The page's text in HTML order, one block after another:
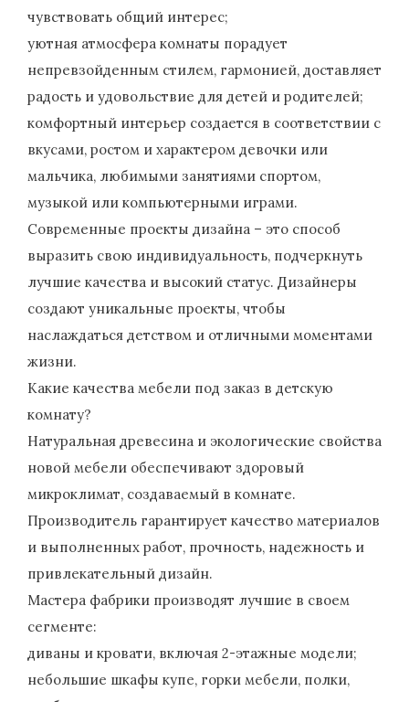
чувствовать общий интерес;
уютная атмосфера комнаты порадует
непревзойденным стилем, гармонией, доставляет
радость и удовольствие для детей и родителей;
комфортный интерьер создается в соответствии с
вкусами, ростом и характером девочки или
мальчика, любимыми занятиями спортом,
музыкой или компьютерными играми.
Современные проекты дизайна – это способ
выразить свою индивидуальность, подчеркнуть
лучшие качества и высокий статус. Дизайнеры
создают уникальные проекты, чтобы
наслаждаться детством и отличными моментами
жизни.
Какие качества мебели под заказ в детскую
комнату?
Натуральная древесина и экологические свойства
новой мебели обеспечивают здоровый
микроклимат, создаваемый в комнате.
Производитель гарантирует качество материалов
и выполненных работ, прочность, надежность и
привлекательный дизайн.
Мастера фабрики производят лучшие в своем
сегменте:
диваны и кровати, включая 2-этажные модели;
небольшие шкафы купе, горки мебели, полки,